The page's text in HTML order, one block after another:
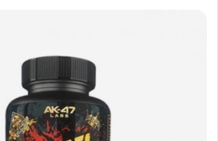
47 Labs Get The Strap, 120 caps